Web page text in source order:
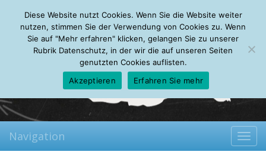
Monday, 10.08.2026
Mein Account
About Autoren Leseempfehlungen FAQ
Navigation
Diese Website nutzt Cookies. Wenn Sie die Website weiter
nutzen, stimmen Sie der Verwendung von Cookies zu. Wenn
Sie auf "Mehr erfahren" klicken, gelangen Sie zu unserer
Rubrik Datenschutz, in der wir die auf unseren Seiten
genutzten Cookies auflisten.
Akzeptieren
Erfahren Sie mehr